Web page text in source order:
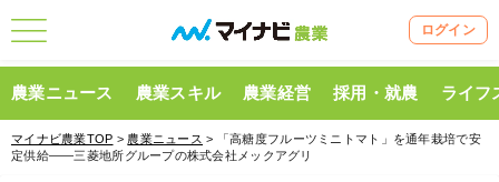
ログイン
農業ニュース 農業スキル 農業経営 採用・就農 ライフ
マイナビ農業TOP > 農業ニュース > 「高糖度フルーツミニトマト」を通年栽培で安
定供給――三菱地所グループの株式会社メックアグリ